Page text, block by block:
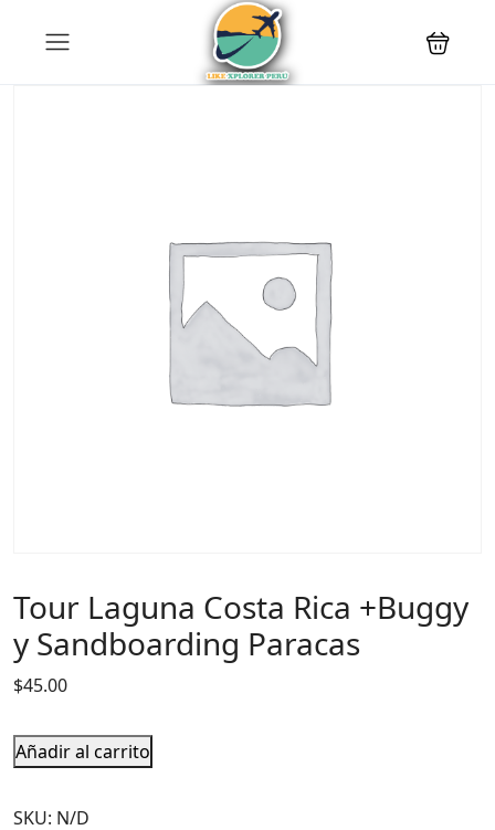
Tour Laguna Costa Rica +Buggy
y Sandboarding Paracas
$45.00
Añadir al carrito
SKU: N/D